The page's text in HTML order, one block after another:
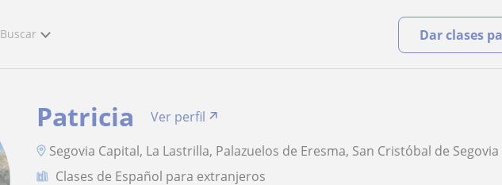
Buscar Dar clases
Patricia
Ver perfil
Segovia Capital, La Lastrilla, Palazuelos de Eresma, San Cristóbal de Segovia
Clases de Español para extranjeros